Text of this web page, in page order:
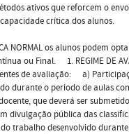
ativos que reforcem o
crítica dos alunos.
NORMAL os alunos podem
ou Final. 1. REGIME DE
de avaliação: a)
durante o período de aulas
que deverá ser
divulgação pública das
trabalho desenvolvido